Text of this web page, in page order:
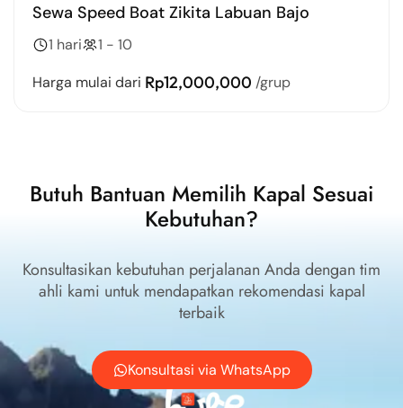
Sewa Speed Boat Zikita Labuan Bajo
1 hari
1 - 10
Harga mulai dari Rp12,000,000 /grup
Butuh Bantuan Memilih Kapal Sesuai
Kebutuhan?
Konsultasikan kebutuhan perjalanan Anda dengan tim
ahli kami untuk mendapatkan rekomendasi kapal
terbaik
Konsultasi via WhatsApp